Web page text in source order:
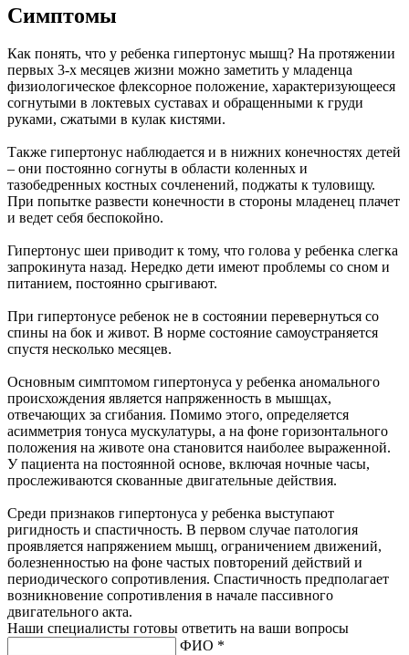
Симптомы
Как понять, что у ребенка гипертонус мышц? На протяжении
первых 3-х месяцев жизни можно заметить у младенца
физиологическое флексорное положение, характеризующееся
согнутыми в локтевых суставах и обращенными к груди
руками, сжатыми в кулак кистями.
Также гипертонус наблюдается и в нижних конечностях детей
– они постоянно согнуты в области коленных и
тазобедренных костных сочленений, поджаты к туловищу.
При попытке развести конечности в стороны младенец плачет
и ведет себя беспокойно.
Гипертонус шеи приводит к тому, что голова у ребенка слегка
запрокинута назад. Нередко дети имеют проблемы со сном и
питанием, постоянно срыгивают.
При гипертонусе ребенок не в состоянии перевернуться со
спины на бок и живот. В норме состояние самоустраняется
спустя несколько месяцев.
Основным симптомом гипертонуса у ребенка аномального
происхождения является напряженность в мышцах,
отвечающих за сгибания. Помимо этого, определяется
асимметрия тонуса мускулатуры, а на фоне горизонтального
положения на животе она становится наиболее выраженной.
У пациента на постоянной основе, включая ночные часы,
прослеживаются скованные двигательные действия.
Среди признаков гипертонуса у ребенка выступают
ригидность и спастичность. В первом случае патология
проявляется напряжением мышц, ограничением движений,
болезненностью на фоне частых повторений действий и
периодического сопротивления. Спастичность предполагает
возникновение сопротивления в начале пассивного
двигательного акта.
Наши специалисты готовы ответить на ваши вопросы
ФИО *